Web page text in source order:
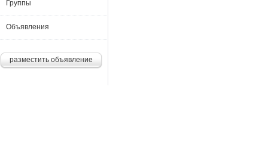
Группы
Объявления
разместить объявление